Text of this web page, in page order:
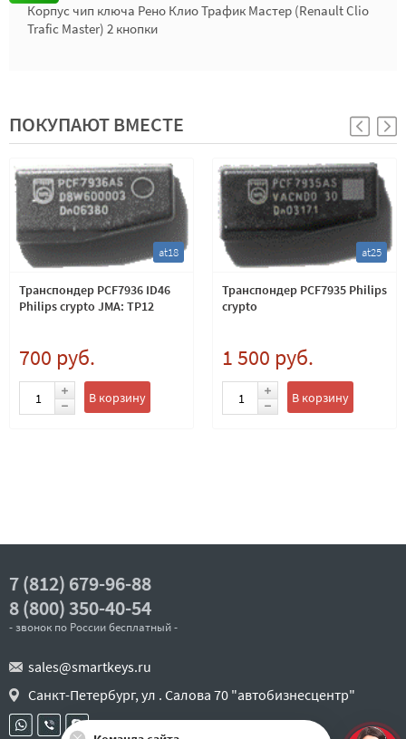
Корпус чип ключа Рено Клио Трафик Мастер (Renault Clio
Trafic Master) 2 кнопки
ПОКУПАЮТ ВМЕСТЕ
at18
Транспондер PCF7936 ID46
Philips crypto JMA: TP12
700 руб.
В корзину
at25
Транспондер PCF7935 Philips
crypto
1 500 руб.
В корзину
7 (812) 679-96-88
8 (800) 350-40-54
- звонок по России бесплатный -
sales@smartkeys.ru
Санкт-Петербург, ул . Салова 70 "автобизнесцентр"